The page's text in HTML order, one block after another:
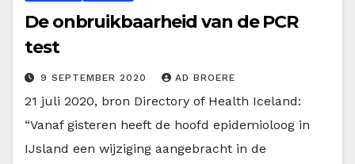
De onbruikbaarheid van de PCR
test
9 SEPTEMBER 2020 AD BROERE
21 juli 2020, bron Directory of Health Iceland:
“Vanaf gisteren heeft de hoofd epidemioloog in
IJsland een wijziging aangebracht in de